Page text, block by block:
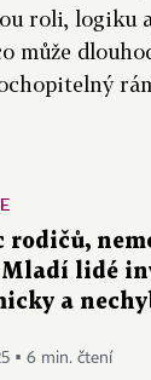
roli, logiku
může
rodičů,
Mladí lidé
a
▪ 6 min. čtení